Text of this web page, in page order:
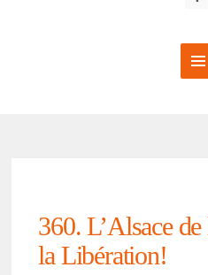
360. L’Al­sace
la Libé­ra­tion!